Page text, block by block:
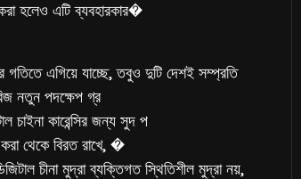
হলেও এটি ব্যবহারকার�
গতিতে এগিয়ে যাচ্ছে, তবুও দুটি দেশই সম্প্রতি
নতুন পদক্ষেপ গ্র
চাইনা কারেন্সির জন্য সুদ প
করা থেকে বিরত রাখে, �
চীনা মুদ্রা ব্যক্তিগত স্থিতিশীল মুদ্রা নয়,